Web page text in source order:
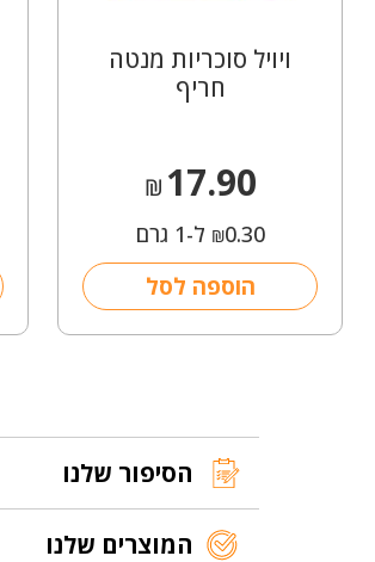
ויויל סוכריות מנטה
חריף
₪ 17.90
₪0.30 ל-1 גרם
הוספה לסל
הסיפור שלנו
המוצרים שלנו